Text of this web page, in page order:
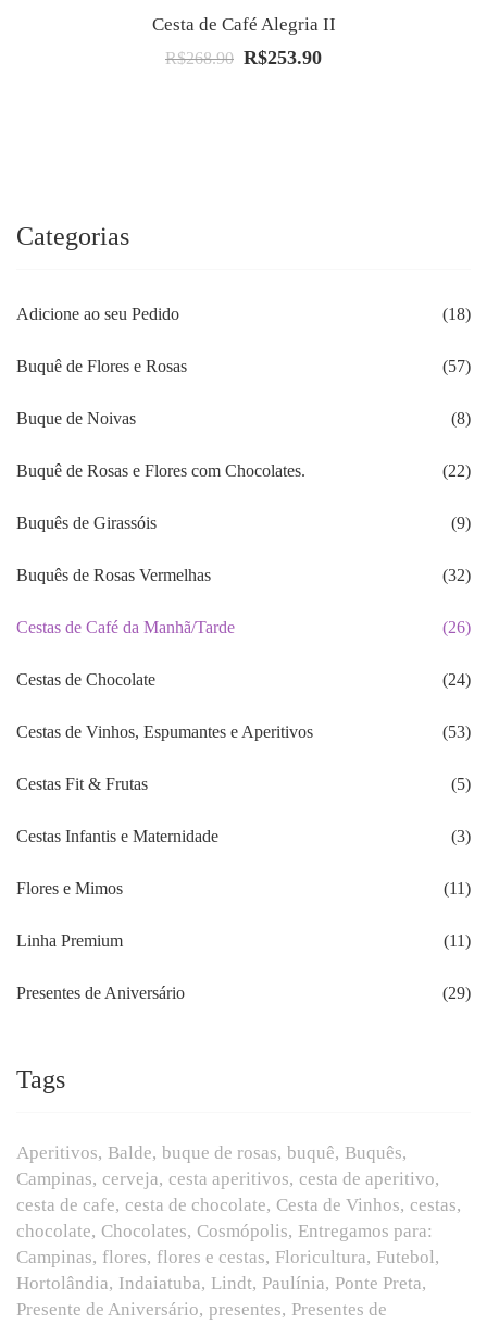
Cesta de Café Alegria II
R$268.90 O
R$253.90O
Categorias
Adicione ao seu Pedido (18)
Buquê de Flores e Rosas (57)
Buque de Noivas (8)
Buquê de Rosas e Flores com Chocolates. (22)
Buquês de Girassóis (9)
Buquês de Rosas Vermelhas (32)
Cestas de Café da Manhã/Tarde (26)
Cestas de Chocolate (24)
Cestas de Vinhos, Espumantes e Aperitivos (53)
Cestas Fit & Frutas (5)
Cestas Infantis e Maternidade (3)
Flores e Mimos (11)
Linha Premium (11)
Presentes de Aniversário (29)
Tags
Aperitivos Balde buque de rosas buquê Buquês
Campinas cerveja cesta aperitivos cesta de aperitivo
cesta de cafe cesta de chocolate Cesta de Vinhos cestas
chocolate Chocolates Cosmópolis Entregamos para:
Campinas flores flores e cestas Floricultura Futebol
Hortolândia Indaiatuba Lindt Paulínia Ponte Preta
Presente de Aniversário presentes Presentes de